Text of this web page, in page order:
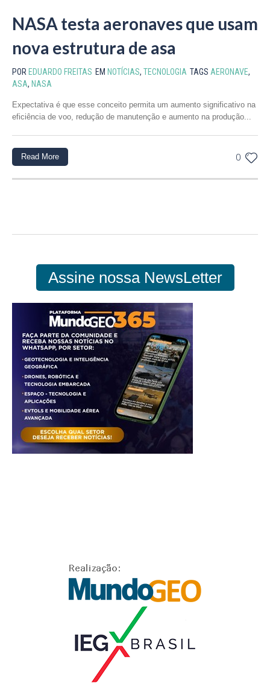
NASA testa aeronaves que usam
nova estrutura de asa
POR EDUARDO FREITAS EM NOTÍCIAS, TECNOLOGIA TAGS AERONAVE,
ASA, NASA
Expectativa é que esse conceito permita um aumento significativo na
eficiência de voo, redução de manutenção e aumento na produção...
0
Read More
Assine nossa NewsLetter